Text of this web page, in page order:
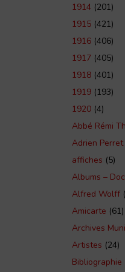
1914 (201)
1915 (421)
1916 (406)
1917 (405)
1918 (401)
1919 (193)
1920 (4)
Abbé Rémi
Adrien Perret
affiches (5)
Albums –
Alfred Wolff
Amicarte (61)
Archives
Artistes (24)
Bibliographie